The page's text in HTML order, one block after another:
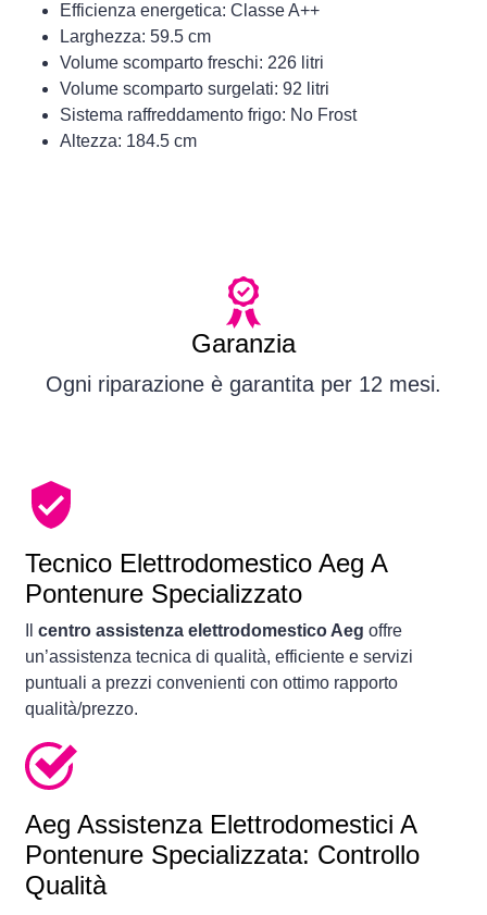
Efficienza energetica: Classe A++
Larghezza: 59.5 cm
Volume scomparto freschi: 226 litri
Volume scomparto surgelati: 92 litri
Sistema raffreddamento frigo: No Frost
Altezza: 184.5 cm
Garanzia
Ogni riparazione è garantita per 12 mesi.
Tecnico Elettrodomestico Aeg A
Pontenure Specializzato
centro assistenza elettrodomestico Aeg offre
un’assistenza tecnica di qualità, efficiente e servizi
puntuali a prezzi convenienti con ottimo rapporto
qualità/prezzo.
Aeg Assistenza Elettrodomestici A
Pontenure Specializzata: Controllo
Qualità